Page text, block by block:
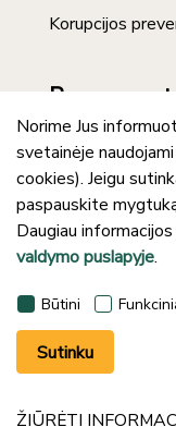
Korupcijos
Prenumerata
©2024
Lankučio viešoji
Norime Jus
svetainėje
cookies). Jeigu
paspauskite
Daugiau
valdymo puslapyje.
Būtini
Sutinku
ŽIŪRĖTI